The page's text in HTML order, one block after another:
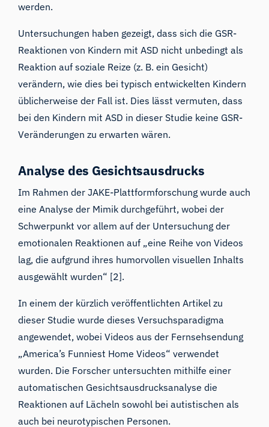
werden.
Untersuchungen haben gezeigt, dass sich die GSR-
Reaktionen von Kindern mit ASD nicht unbedingt als
Reaktion auf soziale Reize (z. B. ein Gesicht)
verändern, wie dies bei typisch entwickelten Kindern
üblicherweise der Fall ist. Dies lässt vermuten, dass
bei den Kindern mit ASD in dieser Studie keine GSR-
Veränderungen zu erwarten wären.
Analyse des Gesichtsausdrucks
Im Rahmen der JAKE-Plattformforschung wurde auch
eine Analyse der Mimik durchgeführt, wobei der
Schwerpunkt vor allem auf der Untersuchung der
emotionalen Reaktionen auf „eine Reihe von Videos
lag, die aufgrund ihres humorvollen visuellen Inhalts
ausgewählt wurden“ [2].
In einem der kürzlich veröffentlichten Artikel zu
dieser Studie wurde dieses Versuchsparadigma
angewendet, wobei Videos aus der Fernsehsendung
„America’s Funniest Home Videos“ verwendet
wurden. Die Forscher untersuchten mithilfe einer
automatischen Gesichtsausdrucksanalyse die
Reaktionen auf Lächeln sowohl bei autistischen als
auch bei neurotypischen Personen.